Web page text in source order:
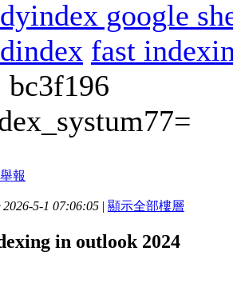
google
fast
bc3f196
舉報
5-1 07:06:05 | 顯示全部樓層
in outlook 2024